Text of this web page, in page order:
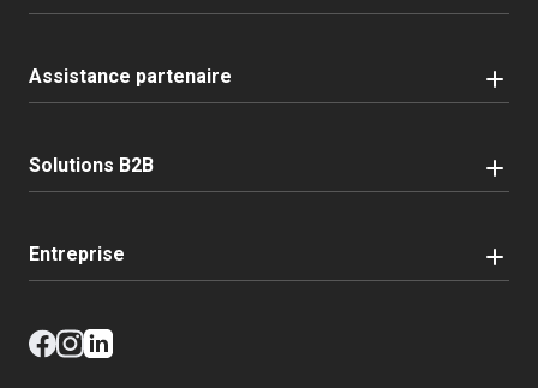
Assistance partenaire
Solutions B2B
Entreprise